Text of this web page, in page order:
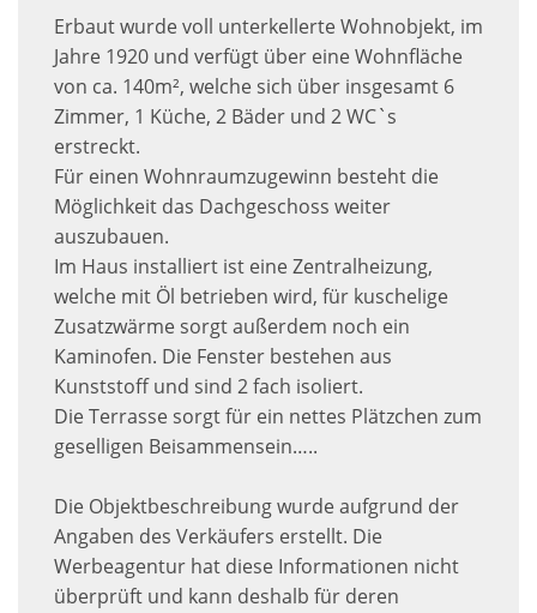
Erbaut wurde voll unterkellerte Wohnobjekt, im
Jahre 1920 und verfügt über eine Wohnfläche
von ca. 140m², welche sich über insgesamt 6
Zimmer, 1 Küche, 2 Bäder und 2 WC`s
erstreckt.
Für einen Wohnraumzugewinn besteht die
Möglichkeit das Dachgeschoss weiter
auszubauen.
Im Haus installiert ist eine Zentralheizung,
welche mit Öl betrieben wird, für kuschelige
Zusatzwärme sorgt außerdem noch ein
Kaminofen. Die Fenster bestehen aus
Kunststoff und sind 2 fach isoliert.
Die Terrasse sorgt für ein nettes Plätzchen zum
geselligen Beisammensein…..
Die Objektbeschreibung wurde aufgrund der
Angaben des Verkäufers erstellt. Die
Werbeagentur hat diese Informationen nicht
überprüft und kann deshalb für deren